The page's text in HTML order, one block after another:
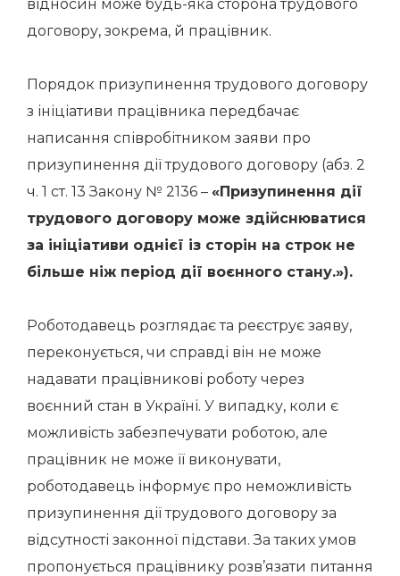
відносин може будь-яка сторона трудового
договору, зокрема, й працівник.
Порядок призупинення трудового договору
з ініціативи працівника передбачає
написання співробітником заяви про
призупинення дії трудового договору (абз. 2
ч. 1 ст. 13 Закону № 2136 – «Призупинення дії
трудового договору може здійснюватися
за ініціативи однієї із сторін на строк не
більше ніж період дії воєнного стану.»).
Роботодавець розглядає та реєструє заяву,
переконується, чи справді він не може
надавати працівникові роботу через
воєнний стан в Україні. У випадку, коли є
можливість забезпечувати роботою, але
працівник не може її виконувати,
роботодавець інформує про неможливість
призупинення дії трудового договору за
відсутності законної підстави. За таких умов
пропонується працівнику розв’язати питання